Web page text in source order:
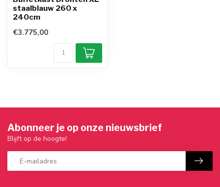
staalblauw 260 x
240cm
€3.775,00
Abonneer je op onze nieuwsbrief
Blijft op de hoogte!